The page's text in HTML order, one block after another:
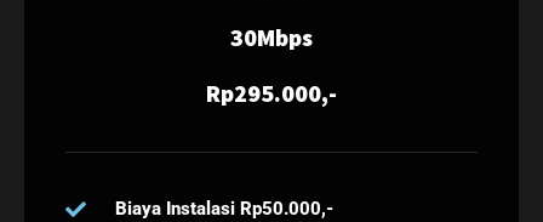
30Mbps
Rp295.000,-
Biaya Instalasi Rp50.000,-